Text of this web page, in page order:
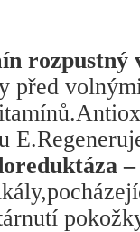
rozpustný
před
–